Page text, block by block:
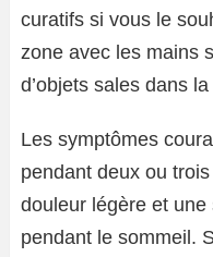
curatifs si vous le
zone avec les mains
d’objets sales dans
Les symptômes
pendant deux ou
douleur légère et
pendant le sommeil.